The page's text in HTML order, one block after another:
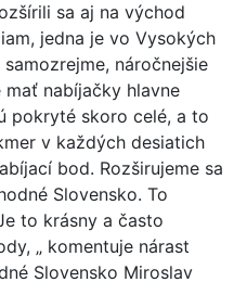
sa aj na východ
jedna je vo Vysokých
náročnejšie
nabíjačky hlavne
pokryté skoro celé, a to
v každých desiatich
bod. Rozširujeme sa
Slovensko. To
to krásny a často
„ komentuje nárast
Slovensko Miroslav